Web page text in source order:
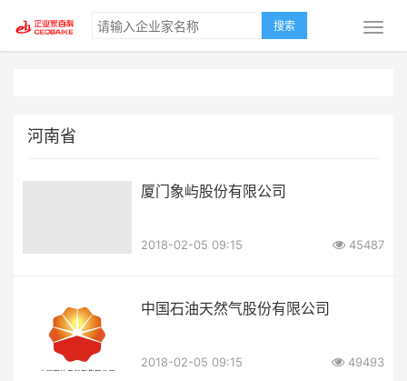
搜索
河南省
厦门象屿股份有限公司
2018-02-05 09:15 45487
中国石油天然气股份有限公司
2018-02-05 09:15 49493